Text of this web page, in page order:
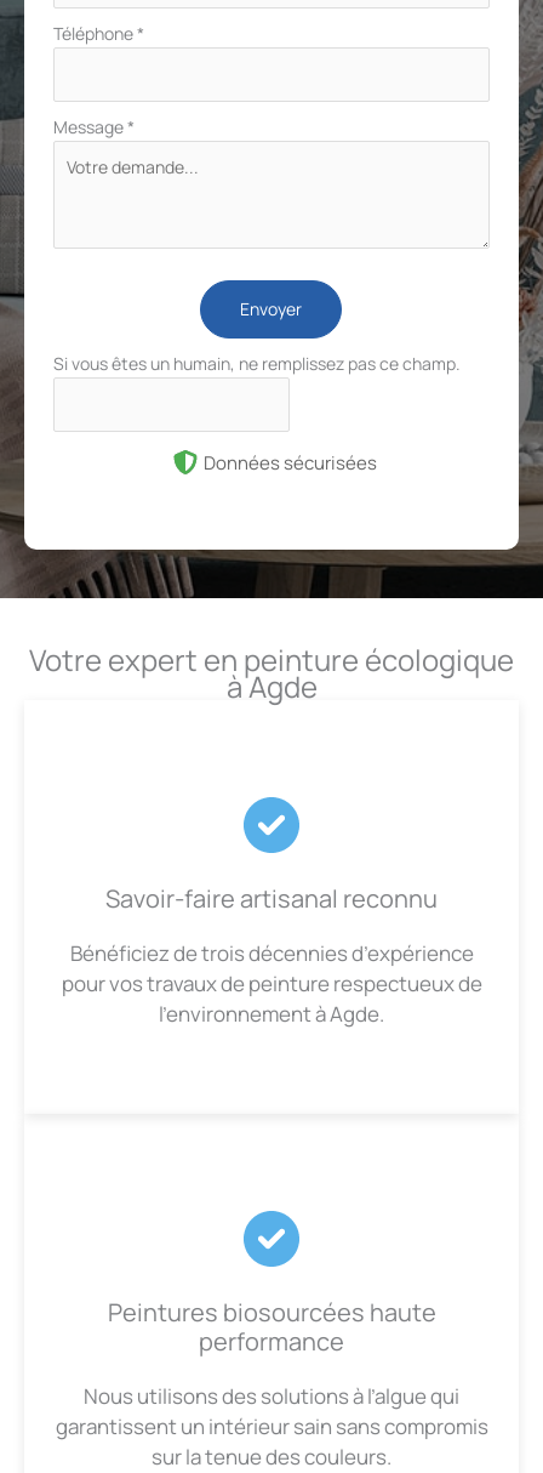
Téléphone*
Message*
Envoyer
Si vous êtes un humain, ne remplissez pas ce champ.
Données sécurisées
Votre expert en peinture écologique
à Agde
Savoir-faire artisanal reconnu
Bénéficiez de trois décennies d’expérience
pour vos travaux de peinture respectueux de
l’environnement à Agde.
Peintures biosourcées haute
performance
Nous utilisons des solutions à l’algue qui
garantissent un intérieur sain sans compromis
sur la tenue des couleurs.